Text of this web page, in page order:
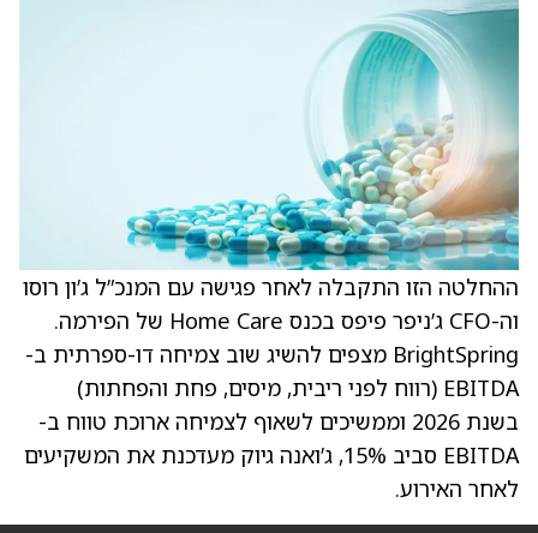
ההחלטה הזו התקבלה לאחר פגישה עם המנכ”ל ג’ון רוסו
וה-CFO ג’ניפר פיפס בכנס Home Care של הפירמה.
BrightSpring מצפים להשיג שוב צמיחה דו-ספרתית ב-
EBITDA (רווח לפני ריבית, מיסים, פחת והפחתות)
בשנת 2026 וממשיכים לשאוף לצמיחה ארוכת טווח ב-
EBITDA סביב 15%, ג’ואנה גיוק מעדכנת את המשקיעים
לאחר האירוע.